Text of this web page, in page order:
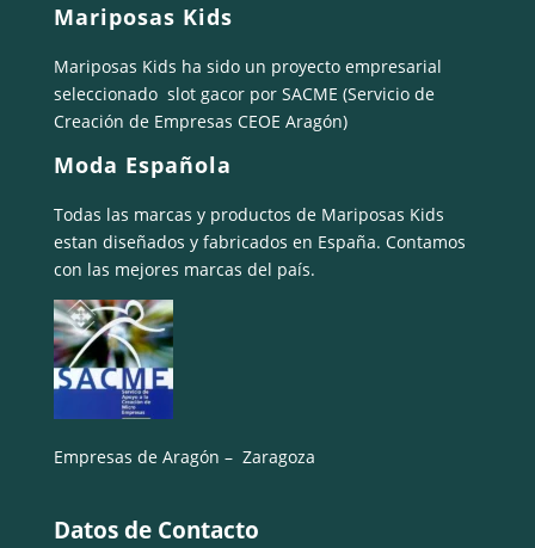
Mariposas Kids
Mariposas Kids ha sido un proyecto empresarial
seleccionado slot gacorpor SACME (Servicio de
Creación de Empresas CEOE Aragón)
Moda Española
Todas las marcas y productos de Mariposas Kids
estan diseñados y fabricados en España. Contamos
con las mejores marcas del país.
Empresas de Aragón – Zaragoza
Datos de Contacto